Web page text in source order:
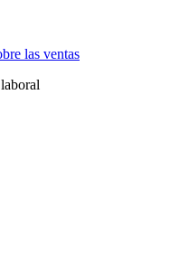
las ventas